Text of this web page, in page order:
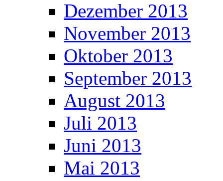
Dezember 2013
November 2013
Oktober 2013
September 2013
August 2013
Juli 2013
Juni 2013
Mai 2013